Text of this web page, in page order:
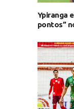
Ypiranga
pontos”